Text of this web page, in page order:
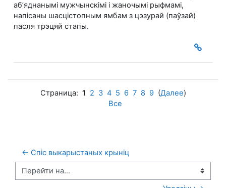
аб’яднанымі мужчынскімі і жаночымі рыфмамі,
напісаны шасцістопным ямбам з цэзурай (паўзай)
пасля трэцяй стапы.
Страница: 1 2 3 4 5 6 7 8 9(Далее)
Все
← Спіс выкарыстаных крыніц
Перейти на...